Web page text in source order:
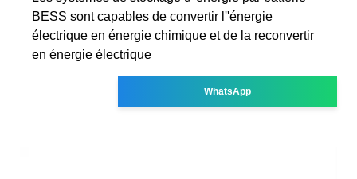
BESS sont capables de convertir l''énergie
électrique en énergie chimique et de la reconvertir
en énergie électrique
WhatsApp